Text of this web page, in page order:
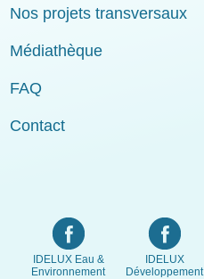
Nos projets transversaux
Médiathèque
FAQ
Contact
IDELUX Eau &
Environnement
IDELUX
Développement